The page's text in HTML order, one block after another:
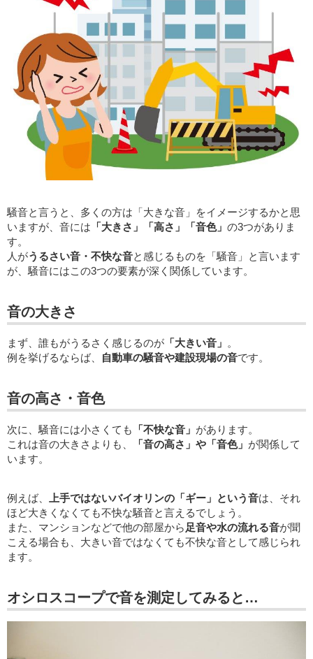
騒音と言うと、多くの方は「大きな音」をイメージするかと思
いますが、音には 「大きさ」「高さ」「音色」 の3つがありま
す。
人がうるさい音・不快な音と感じるものを「騒音」と言います
が、騒音にはこの3つの要素が深く関係しています。
音の大きさ
まず、誰もがうるさく感じるのが 「大きい音」 。
例を挙げるならば、
自動車の騒音や建設現場の音です。
音の高さ・音色
次に、騒音には小さくても 「不快な音」 があります。
これは音の大きさよりも、
「音の高さ」や「音色」 が関係して
います。
例えば、 上手ではないバイオリンの「ギー」という音は、それ
ほど大きくなくても不快な騒音と言えるでしょう。
また、マンションなどで他の部屋から 足音や水の流れる音が聞
こえる場合も、大きい音ではなくても不快な音として感じられ
ます。
オシロスコープで音を測定してみると…